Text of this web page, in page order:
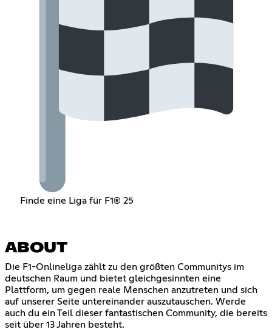
Finde eine Liga für F1® 25
ABOUT
Die F1-Onlineliga zählt zu den größten Communitys im
deutschen Raum und bietet gleichgesinnten eine
Plattform, um gegen reale Menschen anzutreten und sich
auf unserer Seite untereinander auszutauschen. Werde
auch du ein Teil dieser fantastischen Community, die bereits
seit über 13 Jahren besteht.